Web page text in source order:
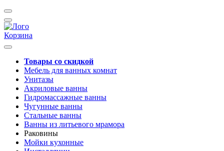
Корзина
Товары со скидкой
Мебель для ванных комнат
Унитазы
Акриловые ванны
Гидромассажные ванны
Чугунные ванны
Стальные ванны
Ванны из литьевого мрамора
Раковины
Мойки кухонные